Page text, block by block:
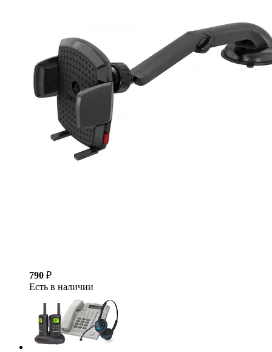
790 ₽
Есть в наличии